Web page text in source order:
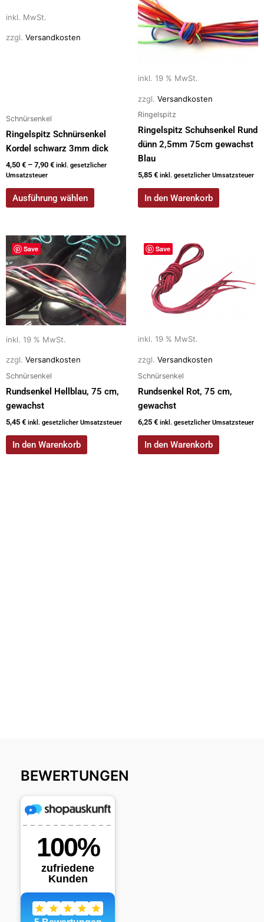
k
inkl. MwSt.
zzgl. Versandkosten
Schnürsenkel
Ringelspitz Schnürsenkel
Kordel schwarz 3mm dick
4,50 € – 7,90 € inkl. gesetzlicher
Umsatzsteuer
Ausführung wählen
weist
Varianten
auf
Produktseite
werden
inkl. 19 % MwSt.
zzgl. Versandkosten
Ringelspitz
Ringelspitz Schuhsenkel Rund
dünn 2,5mm 75cm gewachst
Blau
5,85 € inkl. gesetzlicher Umsatzsteuer
In den Warenkorb
Save
inkl. 19 % MwSt.
zzgl. Versandkosten
Schnürsenkel
Rundsenkel Hellblau, 75 cm,
gewachst
5,45 € inkl. gesetzlicher Umsatzsteuer
In den Warenkorb
Save
inkl. 19 % MwSt.
zzgl. Versandkosten
Schnürsenkel
Rundsenkel Rot, 75 cm,
gewachst
6,25 € inkl. gesetzlicher Umsatzsteuer
In den Warenkorb
BEWERTUNGEN